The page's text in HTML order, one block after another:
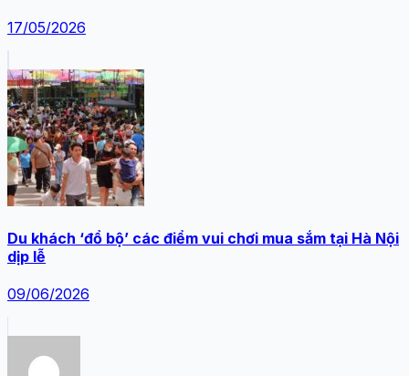
17/05/2026
Du khách ‘đổ bộ’ các điểm vui chơi mua sắm tại Hà Nội
dịp lễ
09/06/2026